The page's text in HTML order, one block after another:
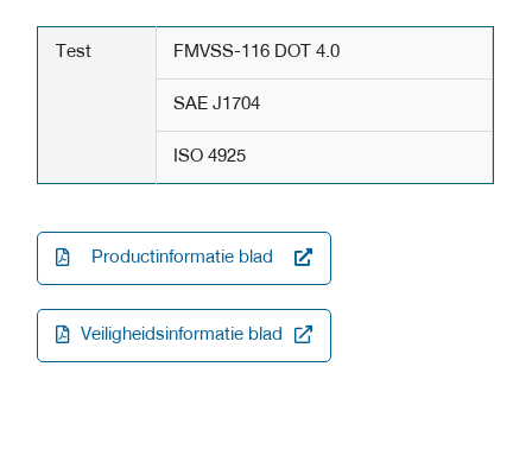
Test FMVSS-116 DOT 4.0
SAE J1704
ISO 4925
Productinformatie blad
Veiligheidsinformatie blad